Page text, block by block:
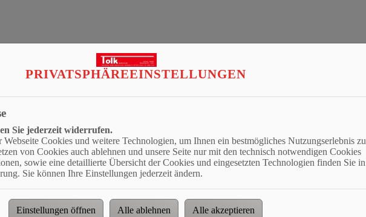
Tool öffnen
Kontakt
PRIVATSPHÄRE­EINSTELLUNGEN
Sie jederzeit widerrufen.
Cookies und weitere Technologien, um Ihnen ein bestmögliches Nutzungserlebnis zu
von Cookies auch ablehnen und unsere Seite nur mit den technisch notwendigen Cookies
sowie eine detaillierte Übersicht der Cookies und eingesetzten Technologien finden Sie in
Sie können Ihre Einstellungen jederzeit ändern.
Einstellungen öffnen Alle ablehnen Alle akzeptieren